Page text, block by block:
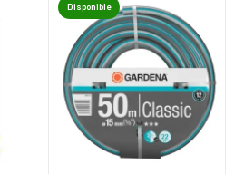
Disponible